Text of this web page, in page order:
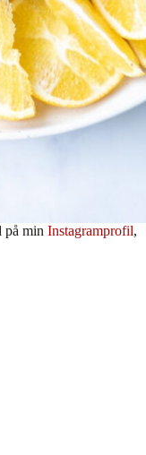
på min Instagramprofil,